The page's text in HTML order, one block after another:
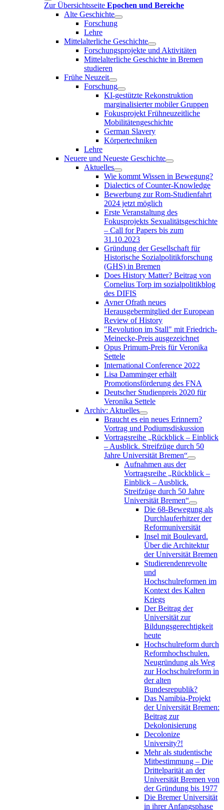
Zur Übersichtsseite Epochen und Bereiche
Alte Geschichte
Forschung
Lehre
Mittelalterliche Geschichte
Forschungsprojekte und Aktivitäten
Mittelalterliche Geschichte in Bremen
studieren
Frühe Neuzeit
Forschung
KI-gestützte Rekonstruktion
marginalisierter mobiler Gruppen
Fokusprojekt Frühneuzeitliche
Mobilitätengeschichte
German Slavery
Körpertechniken
Lehre
Neuere und Neueste Geschichte
Aktuelles
Wie kommt Wissen in Bewegung?
Dialectics of Counter-Knowledge
Bewerbung zur Rom-Studienfahrt
2024 jetzt möglich
Erste Veranstaltung des
Fokusprojekts Sexualitätsgeschichte
– Call for Papers bis zum
31.10.2023
Gründung der Gesellschaft für
Historische Sozialpolitikforschung
(GHS) in Bremen
Does History Matter? Beitrag von
Cornelius Torp im sozialpolitikblog
des DIFIS
Avner Ofrath neues
Herausgebermitglied der European
Review of History
"Revolution im Stall" mit Friedrich-
Meinecke-Preis ausgezeichnet
Opus Primum-Preis für Veronika
Settele
International Conference 2022
Lisa Damminger erhält
Promotionsförderung des FNA
Deutscher Studienpreis 2020 für
Veronika Settele
Archiv: Aktuelles
Braucht es ein neues Erinnern?
Vortrag und Podiumsdiskussion
Vortragsreihe „Rückblick – Einblick
– Ausblick. Streifzüge durch 50
Jahre Universität Bremen“
Aufnahmen aus der
Vortragsreihe „Rückblick –
Einblick – Ausblick.
Streifzüge durch 50 Jahre
Universität Bremen“
Die 68-Bewegung als
Durchlauferhitzer der
Reformuniversität
Insel mit Boulevard.
Über die Architektur
der Universität Bremen
Studierendenrevolte
und
Hochschulreformen im
Kontext des Kalten
Kriegs
Der Beitrag der
Universität zur
Bildungsgerechtigkeit
heute
Hochschulreform durch
Reformhochschulen.
Neugründung als Weg
zur Hochschulreform in
der alten
Bundesrepublik?
Das Namibia-Projekt
der Universität Bremen:
Beitrag zur
Dekolonisierung
Decolonize
University?!
Mehr als studentische
Mitbestimmung – Die
Drittelparität an der
Universität Bremen von
der Gründung bis 1977
Die Bremer Universität
in ihrer Anfangsphase